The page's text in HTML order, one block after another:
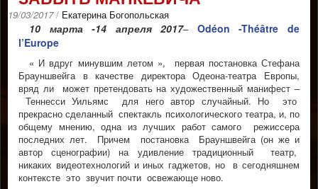
19/03/2017 / Екатерина Богопольская
10 марта -14 апреля 2017–Odéon -Théâtre de
l’Europe
« И вдруг минувшим летом », первая постановка Стефана
Брауншвейга в качестве директора Одеона-театра Европы,
вряд ли может претендовать на художественный манифест –
Теннесси Уильямс для него автор случайный. Но это
прекрасно сделанный спектакль психологического театра, и, по
общему мнению, одна из лучших работ самого режиссера
последних лет. Причем постановка Брауншвейга (он же и
автор сценографии) на удивление традиционный театр,
никаких видеотехнологий и иных гаджетов, но в сегодняшнем
контексте это звучит почти освежающе ново.